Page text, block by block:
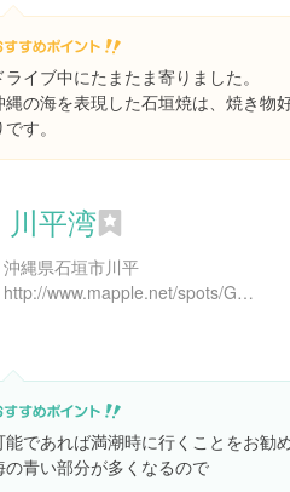
ライブ中にたまたま寄りました。
縄の海を表現した石垣焼は、焼き物
です。
川平湾
沖縄県石垣市川平
http://www.mapple.net/spots/G04700111501.htm
能であれば満潮時に行くことをお勧
の青い部分が多くなるので